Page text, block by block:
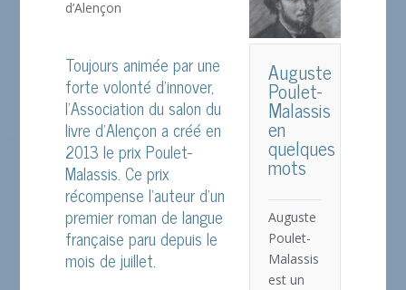
Auguste
Poulet-
Malassis
en
quelques
mots
Auguste
Poulet-
Malassis
est un
d’Alençon
Toujours animée par une
forte volonté d’innover,
l’Association du salon du
livre d’Alençon a créé en
2013 le prix Poulet-
Malassis. Ce prix
récompense l’auteur d’un
premier roman de langue
française paru depuis le
mois de juillet.